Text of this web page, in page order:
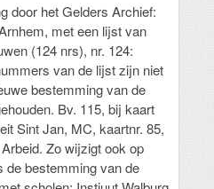
door het Gelders Archief:
met een lijst van
(124 nrs), nr. 124:
van de lijst zijn niet
bestemming van de
Bv. 115, bij kaart
Sint Jan, MC, kaartnr. 85,
Zo wijzigt ook op
de bestemming van de